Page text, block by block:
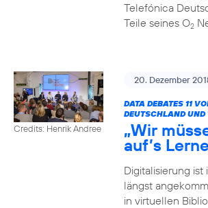
Telefónica
Teile seines O2
Credits: Henrik Andree
20. Dezember
DATA DEBATES 11
DEUTSCHLAND UND
„Wir
auf’s
Digitalisierung ist
längst
in virtuellen